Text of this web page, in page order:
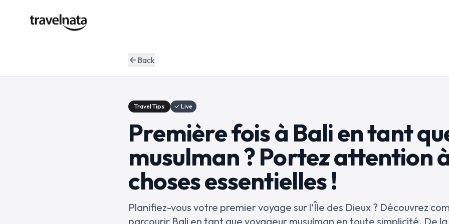
arrow_back Back
Travel Tips ✓ Live
Première fois à Bali en tant
musulman ? Portez attention
choses essentielles !
Planifiez-vous votre premier voyage sur l'Île des Dieux ? Découvrez
parcourir Bali en tant que voyageur musulman en toute simplicité. De